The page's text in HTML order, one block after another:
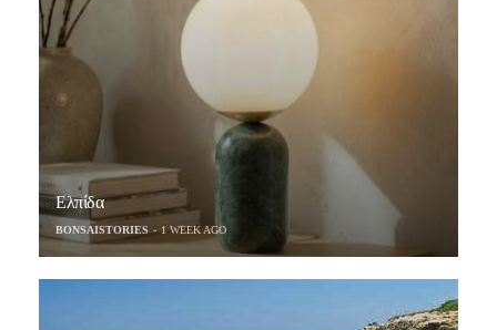
Ελπίδα
BONSAISTORIES 1 WEEK AGO